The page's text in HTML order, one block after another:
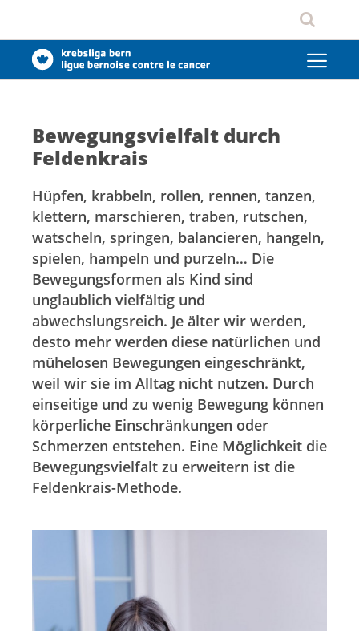
Bewegungsvielfalt durch
Feldenkrais
Hüpfen, krabbeln, rollen, rennen, tanzen,
klettern, marschieren, traben, rutschen,
watscheln, springen, balancieren, hangeln,
spielen, hampeln und purzeln… Die
Bewegungsformen als Kind sind
unglaublich vielfältig und
abwechslungsreich. Je älter wir werden,
desto mehr werden diese natürlichen und
mühelosen Bewegungen eingeschränkt,
weil wir sie im Alltag nicht nutzen. Durch
einseitige und zu wenig Bewegung können
körperliche Einschränkungen oder
Schmerzen entstehen. Eine Möglichkeit die
Bewegungsvielfalt zu erweitern ist die
Feldenkrais-Methode.